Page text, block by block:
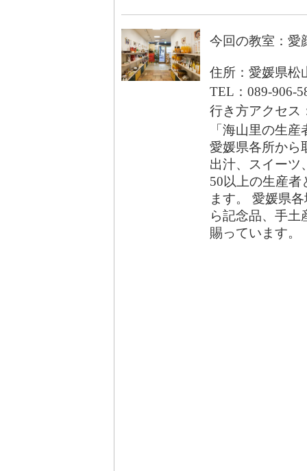
今回の教室：愛
住所：愛媛県松
TEL：089-906-
行き方アクセス
「海山里の生
愛媛県各所から
出汁、スイーツ
50以上の生産者
ます。 愛媛県
ら記念品、手土
賜っています。